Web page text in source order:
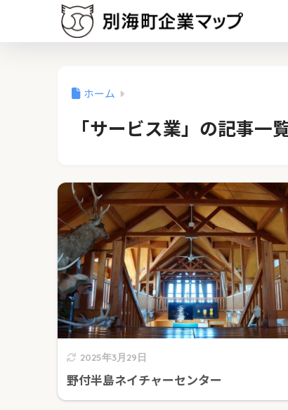
ホーム
「サービス業」の記事一
2025年3月29日
野付半島ネイチャーセンター